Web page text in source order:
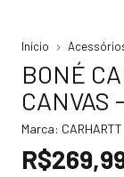
Início
BONÉ
CANVAS
Marca: CARHARTT